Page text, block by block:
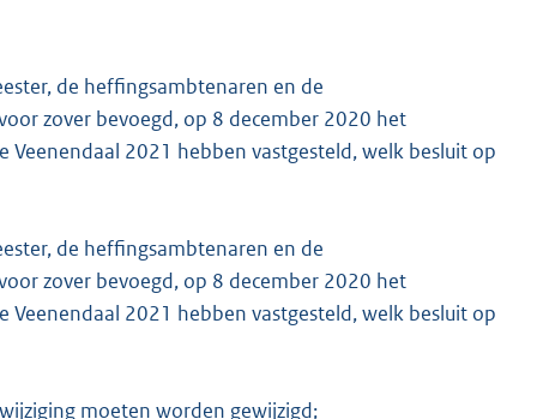
de heffingsambtenaren en de
zover bevoegd, op 8 december 2020 het
2021 hebben vastgesteld, welk besluit op
de heffingsambtenaren en de
zover bevoegd, op 8 december 2020 het
2021 hebben vastgesteld, welk besluit op
moeten worden gewijzigd;